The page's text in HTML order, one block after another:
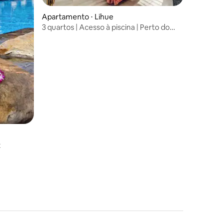
Apartamento ⋅ Lihue
3 quartos | Acesso à piscina | Perto do